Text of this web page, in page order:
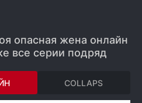
опасная жена онлайн
все серии подряд
COLLAPS